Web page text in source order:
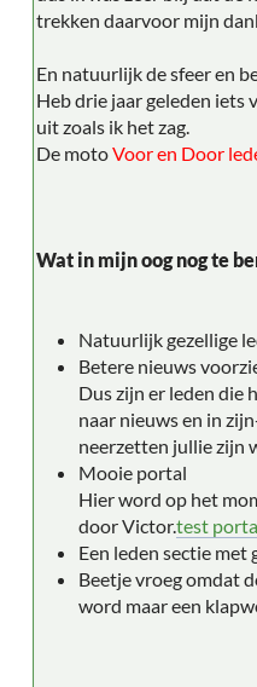
trekken daarvoor mijn
En natuurlijk de sfeer en
Heb drie jaar geleden iets
uit zoals ik het zag.
De motoVoor en Door
Wat in mijn oog nog te
Natuurlijk gezellige
Betere nieuws
Dus zijn er leden die
naar nieuws en in
neerzetten jullie zijn
Mooie portal
Hier word op het
door Victor.test
Een leden sectie met
Beetje vroeg omdat
word maar een